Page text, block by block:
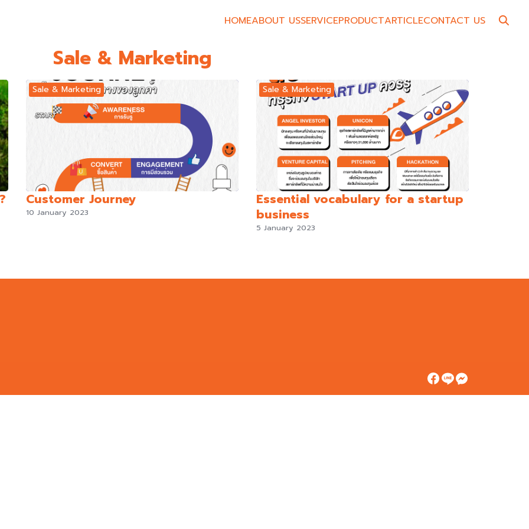
HOMEABOUT USSERVICEPRODUCTARTICLECONTACT US
Sale & Marketing
Sale & Marketing
Customer Journey
10 January 2023
Sale & Marketing
Essential vocabulary for a startup
business
5 January 2023